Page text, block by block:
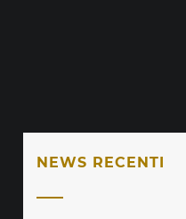
NEWS RECENTI